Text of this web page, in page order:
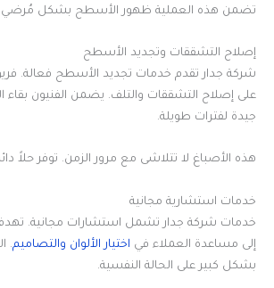
تضمن هذه العملية ظهور الأسطح بشكل
إصلاح التشققات وتجديد الأسطح
شركة جدار تقدم خدمات تجديد الأسطح فعالة.
على إصلاح التشققات والتلف. يضمن الفنيون
جيدة لفترات طويلة.
هذه الأصباغ لا تتلاشى مع مرور الزمن. توفر حلاً
خدمات استشارية مجانية
خدمات شركة جدار تشمل استشارات مجانية.
إلى مساعدة العملاء في اختيار الألوان والتصاميم.
بشكل كبير على الحالة النفسية.